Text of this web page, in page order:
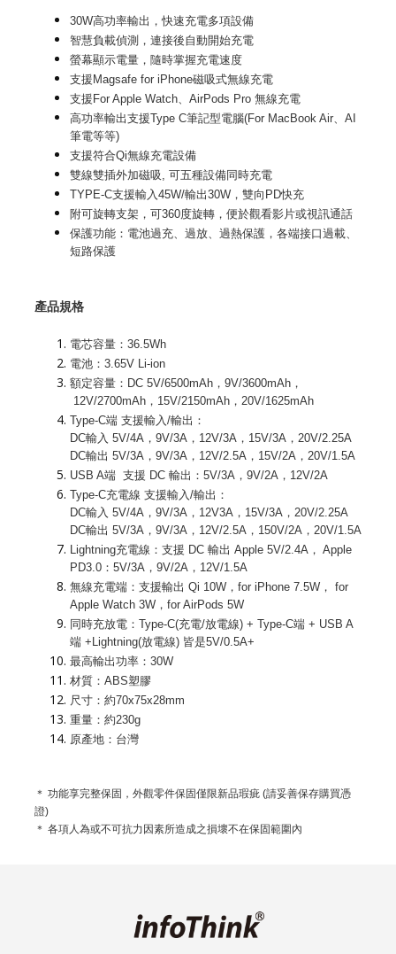
30W高功率輸出，快速充電多項設備
智慧負載偵測，連接後自動開始充電
螢幕顯示電量，隨時掌握充電速度
支援Magsafe for iPhone磁吸式無線充電
支援For Apple Watch、AirPods Pro 無線充電
高功率輸出支援Type C筆記型電腦(For MacBook Air、AI
筆電等等)
支援符合Qi無線充電設備
雙線雙插外加磁吸, 可五種設備同時充電
TYPE-C支援輸入45W/輸出30W，雙向PD快充
附可旋轉支架，可360度旋轉，便於觀看影片或視訊通話
保護功能：電池過充、過放、過熱保護，各端接口過載、
短路保護
產品規格
電芯容量：36.5Wh
電池：3.65V Li-ion
額定容量：DC 5V/6500mAh，9V/3600mAh，
12V/2700mAh，15V/2150mAh，20V/1625mAh
Type-C端 支援輸入/輸出：
DC輸入 5V/4A，9V/3A，12V/3A，15V/3A，20V/2.25A
DC輸出 5V/3A，9V/3A，12V/2.5A，15V/2A，20V/1.5A
USB A端 支援 DC 輸出：5V/3A，9V/2A，12V/2A
Type-C充電線 支援輸入/輸出：
DC輸入 5V/4A，9V/3A，12V3A，15V/3A，20V/2.25A
DC輸出 5V/3A，9V/3A，12V/2.5A，150V/2A，20V/1.5A
Lightning充電線：支援 DC 輸出 Apple 5V/2.4A， Apple
PD3.0：5V/3A，9V/2A，12V/1.5A
無線充電端：支援輸出 Qi 10W，for iPhone 7.5W， for
Apple Watch 3W，for AirPods 5W
同時充放電：Type-C(充電/放電線) + Type-C端 + USB A
端 +Lightning(放電線) 皆是5V/0.5A+
最高輸出功率：30W
材質：ABS塑膠
尺寸：約70x75x28mm
重量：約230g
原產地：台灣
＊ 功能享完整保固，外觀零件保固僅限新品瑕疵 (請妥善保存購買憑
證)
＊ 各項人為或不可抗力因素所造成之損壞不在保固範圍內